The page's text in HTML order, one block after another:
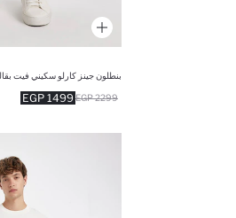
1499 EGP 2299 EGP